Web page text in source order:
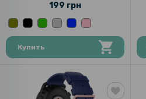
199 грн
Купить